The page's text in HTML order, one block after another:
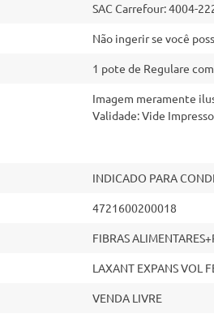
SAC Carrefour: 4004-
Não ingerir se você
1 pote de Regulare
Imagem meramente
Validade: Vide
INDICADO PARA
4721600200018
FIBRAS
LAXANT EXPANS VOL
VENDA LIVRE